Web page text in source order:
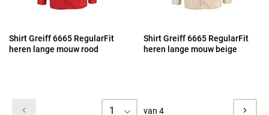
Shirt Greiff 6665 RegularFit
heren lange mouw rood
Shirt Greiff 6665 RegularFit
heren lange mouw beige
1 van 4